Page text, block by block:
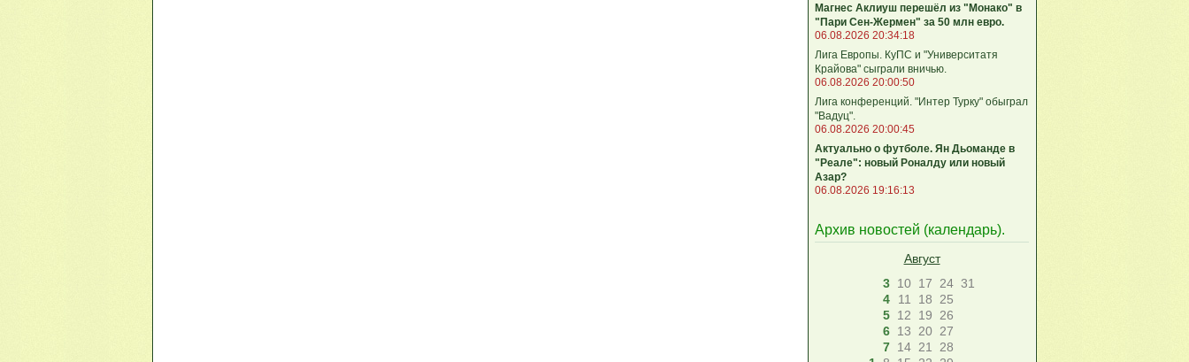
Магнес Аклиуш перешёл из "Монако" в
"Пари Сен-Жермен" за 50 млн евро.
06.08.2026 20:34:18
Лига Европы. КуПС и "Университатя
Крайова" сыграли вничью.
06.08.2026 20:00:50
Лига конференций. "Интер Турку" обыграл
"Вадуц".
06.08.2026 20:00:45
Актуально о футболе. Ян Дьоманде в
"Реале": новый Роналду или новый
Азар?
06.08.2026 19:16:13
Архив новостей (календарь).
Август
3 10 17 24 31
4
11 18
25
5 12 19
26
6 13 20 27
7 14 21
28